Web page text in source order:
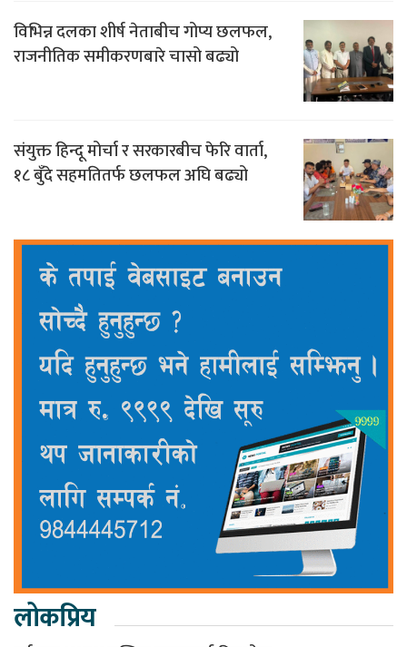
विभिन्न दलका शीर्ष नेताबीच गोप्य छलफल,
राजनीतिक समीकरणबारे चासो बढ्यो
संयुक्त हिन्दू मोर्चा र सरकारबीच फेरि वार्ता,
१८ बुँदे सहमतितर्फ छलफल अघि बढ्यो
लोकप्रिय